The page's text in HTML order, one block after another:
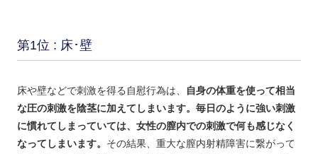
第1位 : 床･壁
床や壁などで刺激を得る自慰行為は、
自身の体重を使って相当
な圧の刺激を陰茎に加えてしまいます。毎日のように強い刺激
に慣れてしまっていては、女性の膣内での刺激で何も感じなく
なってしまいます。 その結果、重大な膣内射精障害に繋がって